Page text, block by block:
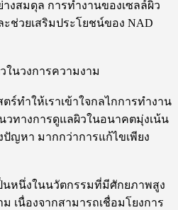
งสมดุล การทำงานของเซลล์ผิว
ช่วยเสริมประโยชน์ของ NAD
ในวงการความงาม
ร์ทำให้เราเข้าใจกลไกการทำงาน
วทางการดูแลผิวในอนาคตมุ่งเน้น
ญหา มากกว่าการแก้ไขเพียง
นหนึ่งในนวัตกรรมที่มีศักยภาพสูง
เนื่องจากสามารถเชื่อมโยงการ